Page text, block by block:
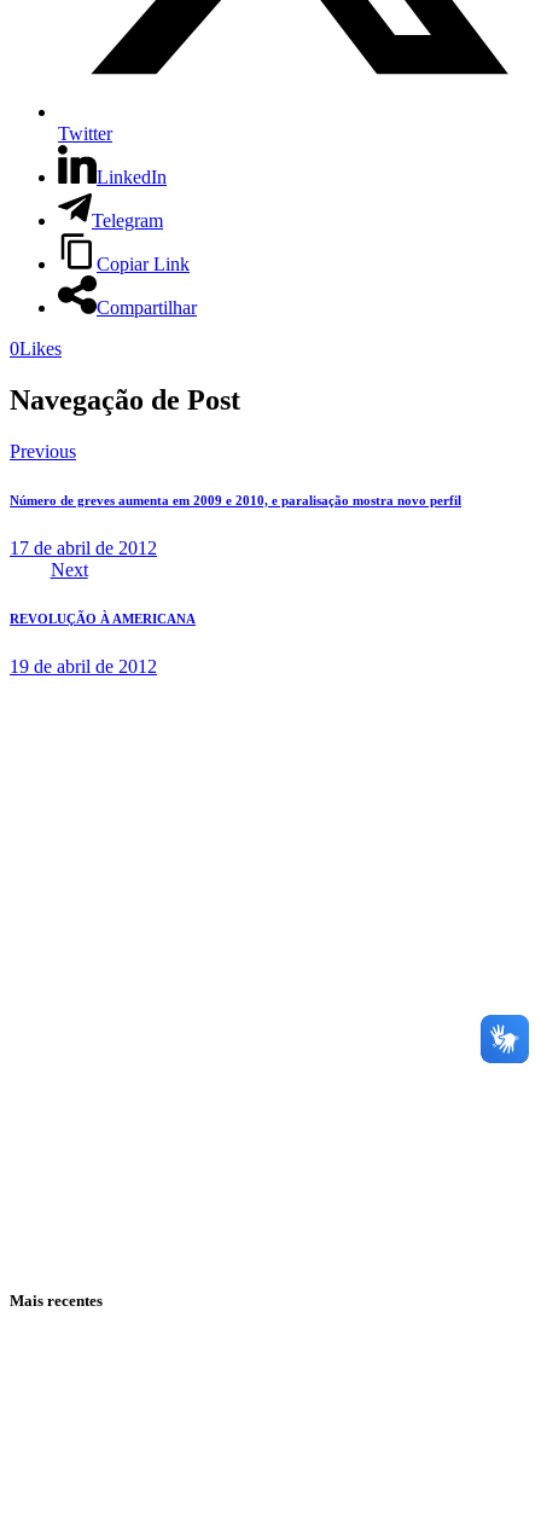
Twitter
LinkedIn
Telegram
Copiar Link
Compartilhar
0Likes
Navegação de Post
Previous
Número de greves aumenta em 2009 e 2010, e paralisação mostra novo perfil
17 de abril de 2012
Next
REVOLUÇÃO À AMERICANA
19 de abril de 2012
Mais recentes